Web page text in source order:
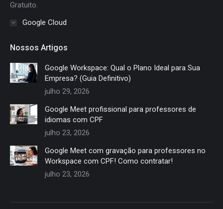
Gratuito.
Google Cloud
Nossos Artigos
Google Workspace: Qual o Plano Ideal para Sua
Empresa? (Guia Definitivo)
julho 29, 2026
Google Meet profissional para professores de
idiomas com CPF
julho 23, 2026
Google Meet com gravação para professores no
Workspace com CPF! Como contratar!
julho 23, 2026